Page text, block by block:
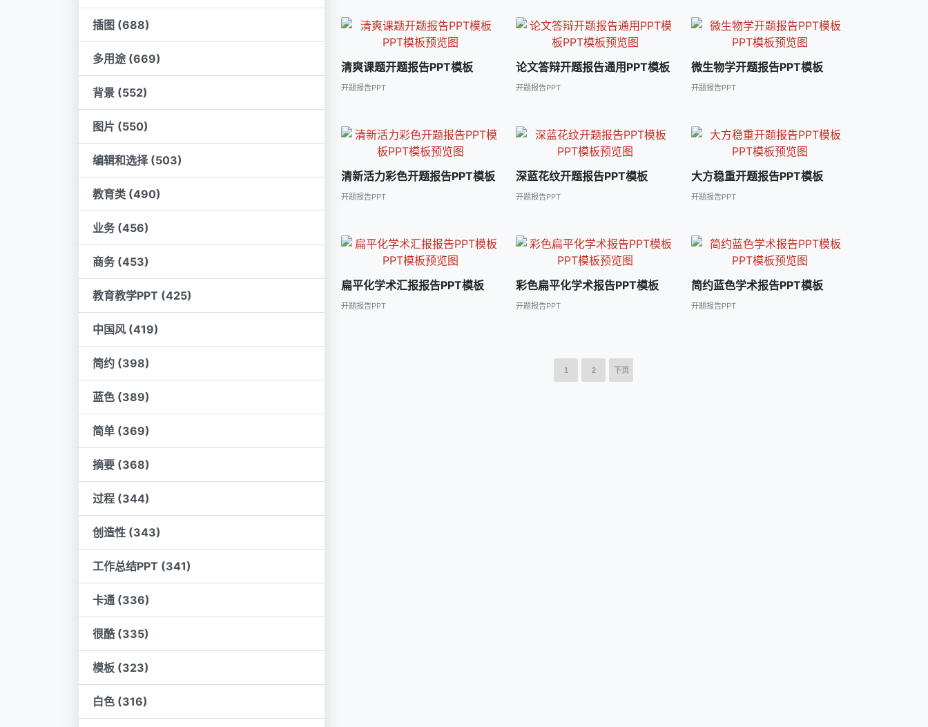
插图 (688)
多用途 (669)
背景 (552)
图片 (550)
编辑和选择 (503)
教育类 (490)
业务 (456)
商务 (453)
教育教学PPT (425)
中国风 (419)
简约 (398)
蓝色 (389)
简单 (369)
摘要 (368)
过程 (344)
创造性 (343)
工作总结PPT (341)
卡通 (336)
很酷 (335)
模板 (323)
白色 (316)
清爽课题开题报告PPT模板
开题报告PPT
论文答辩开题报告通用PPT模板
开题报告PPT
微生物学开题报告PPT模板
开题报告PPT
清新活力彩色开题报告PPT模板
开题报告PPT
深蓝花纹开题报告PPT模板
开题报告PPT
大方稳重开题报告PPT模板
开题报告PPT
扁平化学术汇报报告PPT模板
开题报告PPT
彩色扁平化学术报告PPT模板
开题报告PPT
简约蓝色学术报告PPT模板
开题报告PPT
1 2 下页